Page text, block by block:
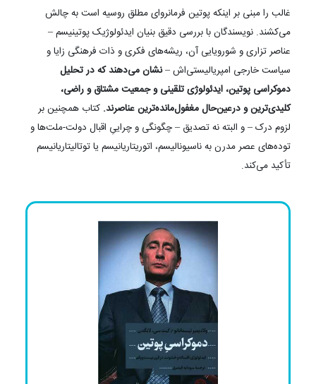
غالب را مبنی بر اینکه پوتین فرمانروای مطلق روسیه است به چالش
می‌کشند. نویسندگان با بررسی دقیق بنیان ایدئولوژیک پوتینیسم –
عناصر تزاری و شورویایی آن، ریشه‌های فکری و ذات فرهنگی زایا و
سیاست خارجی امپریالیستی‌اش –نشان می‌دهند که در تحلیل
دموکراسی پوتین، ایدئولوژی تلقینی و جمعیت مشتاق و راضی،
کلیدی‌ترین و درعین‌حال مغفول‌مانده‌ترین عناصرند. کتاب همچنین بر
لزوم درک – و البته نه تصدیق – چگونگی و چراییِ اقبال دولت-ملت‌ها و
توده‌های عصر مدرن به ناسیونالیسم، اتوریتاریانیسم یا توتالیتاریانیسم
تأکید می‌کند.